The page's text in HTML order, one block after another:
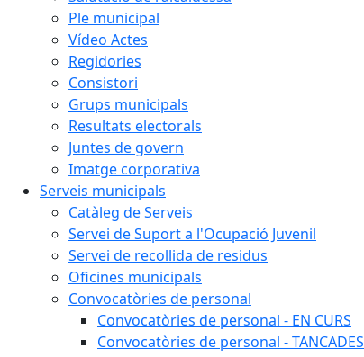
Ple municipal
Vídeo Actes
Regidories
Consistori
Grups municipals
Resultats electorals
Juntes de govern
Imatge corporativa
Serveis municipals
Catàleg de Serveis
Servei de Suport a l'Ocupació Juvenil
Servei de recollida de residus
Oficines municipals
Convocatòries de personal
Convocatòries de personal - EN CURS
Convocatòries de personal - TANCADES